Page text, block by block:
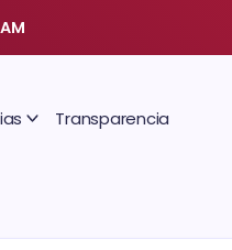
Transparencia